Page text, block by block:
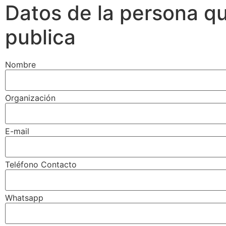
Datos de la persona
publica
Nombre
Organización
E-mail
Teléfono Contacto
Whatsapp